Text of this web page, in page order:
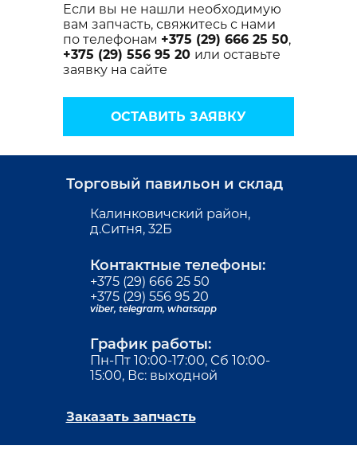
Если вы не нашли необходимую
вам запчасть, свяжитесь с нами
по телефонам +375 (29) 666 25 50,
+375 (29) 556 95 20 или оставьте
заявку на сайте
ОСТАВИТЬ ЗАЯВКУ
Торговый павильон и склад
Калинковичский район,
д.Ситня, 32Б
Контактные телефоны:
+375 (29) 666 25 50
+375 (29) 556 95 20
viber, telegram, whatsapp
График работы:
Пн-Пт 10:00-17:00, Сб 10:00-
15:00, Вс: выходной
Заказать запчасть